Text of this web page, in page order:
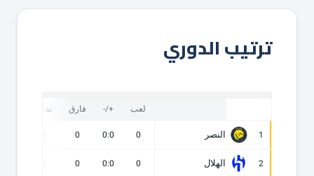
ترتيب الدوري
لعب +/- فارق نقاط
1 النصر 0
0:0
0
2 الهلال 0
0:0
0